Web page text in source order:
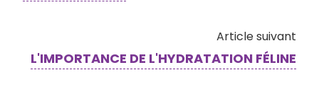
Article suivant
L'IMPORTANCE DE L'HYDRATATION FÉLINE